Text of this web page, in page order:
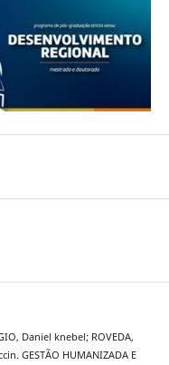
Daniel knebel; ROVEDA,
GESTÃO HUMANIZADA E